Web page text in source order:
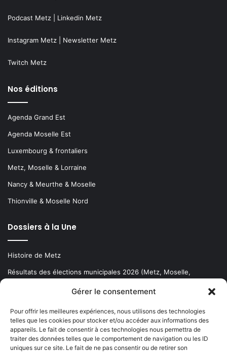
Gérer le consentement
Pour offrir les meilleures expériences, nous utilisons des technologies
telles que les cookies pour stocker et/ou accéder aux informations des
appareils. Le fait de consentir à ces technologies nous permettra de
traiter des données telles que le comportement de navigation ou les ID
uniques sur ce site. Le fait de ne pas consentir ou de retirer son
Podcast Metz Linkedin Metz
Instagram Metz Newsletter Metz
Twitch Metz
Nos éditions
Agenda Grand Est
Agenda Moselle Est
Luxembourg & frontaliers
Metz, Moselle & Lorraine
Nancy & Meurthe & Moselle
Thionville & Moselle Nord
Dossiers à la Une
Histoire de Metz
Résultats des élections municipales 2026 (Metz, Moselle,
Newsletter gratuite